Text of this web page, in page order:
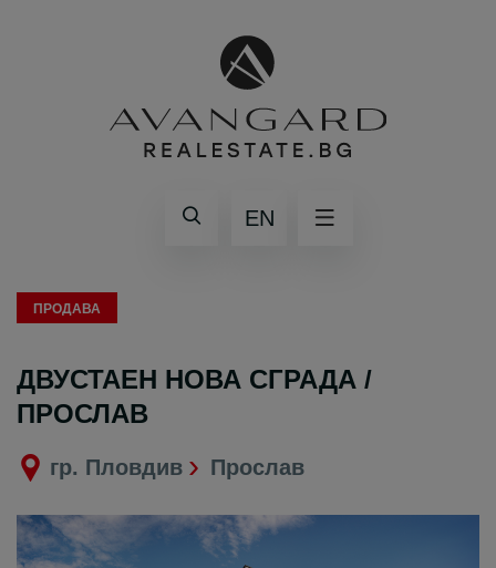
EN
ПРОДАВА
ДВУСТАЕН НОВА СГРАДА /
ПРОСЛАВ
гр. Пловдив Прослав